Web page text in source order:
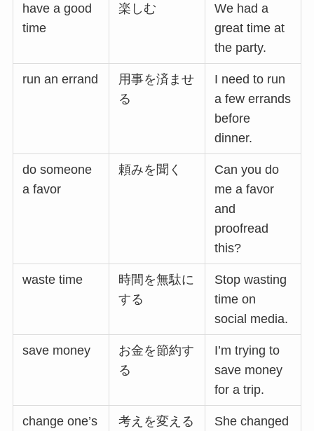
have a good
time
楽しむ
We had a
great time at
the party.
run an errand
用事を済ませ
る
I need to run
a few errands
before
dinner.
do someone
a favor
頼みを聞く
Can you do
me a favor
and
proofread
this?
waste time
時間を無駄に
する
Stop wasting
time on
social media.
save money
お金を節約す
る
I’m trying to
save money
for a trip.
change one’s
考えを変える
She changed